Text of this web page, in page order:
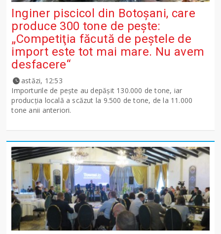
Inginer piscicol din Botoşani, care
produce 300 tone de peşte:
„Competiţia făcută de peştele de
import este tot mai mare. Nu avem
desfacere“
astăzi, 12:53
Importurile de peşte au depăşit 130.000 de tone, iar
producţia locală a scăzut la 9.500 de tone, de la 11.000
tone anii anteriori.